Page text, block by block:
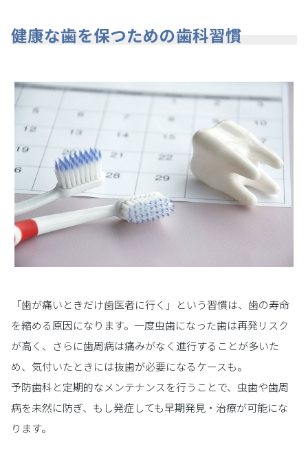
健康な歯を保つための歯科習慣
「歯が痛いときだけ歯医者に行く」という習慣は、歯の寿命
を縮める原因になります。一度虫歯になった歯は再発リスク
が高く、さらに歯周病は痛みがなく進行することが多いた
め、気付いたときには抜歯が必要になるケースも。
予防歯科と定期的なメンテナンスを行うことで、虫歯や歯周
病を未然に防ぎ、もし発症しても早期発見・治療が可能にな
ります。